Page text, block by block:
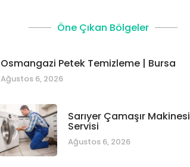
Öne Çıkan Bölgeler
Osmangazi Petek Temizleme | Bursa
Ağustos 6, 2026
Sarıyer Çamaşır Makinesi
Servisi
Ağustos 6, 2026